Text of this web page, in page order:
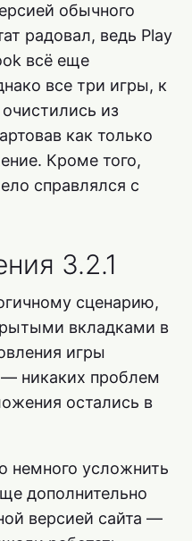
обычного
радовал, ведь Play
всё еще
все три игры, к
из
как только
Кроме того,
справлялся с
3.2.1
сценарию,
вкладками в
игры
никаких проблем
остались в
немного усложнить
дополнительно
версией сайта —